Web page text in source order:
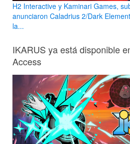
H2 Interactive y Kaminari Games,
anunciaron Caladrius 2/Dark
la...
IKARUS ya está disponible
Access